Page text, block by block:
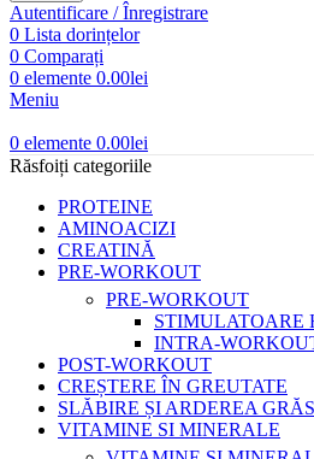
Autentificare / Înregistrare
0 Lista dorințelor
0 Comparați
0 elemente 0.00lei
Meniu
0 elemente 0.00lei
Răsfoiți categoriile
PROTEINE
AMINOACIZI
CREATINĂ
PRE-WORKOUT
PRE-WORKOUT
STIMULATOARE
INTRA-
POST-WORKOUT
CREȘTERE ÎN GREUTATE
SLĂBIRE ȘI ARDEREA
VITAMINE SI MINERALE